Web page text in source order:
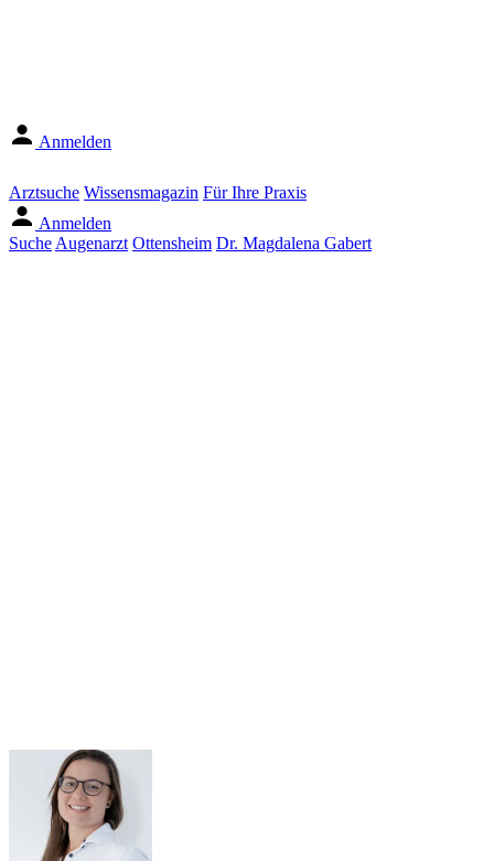
Anmelden
Arztsuche Wissensmagazin Für Ihre Praxis
Anmelden
Suche Augenarzt Ottensheim Dr. Magdalena Gabert